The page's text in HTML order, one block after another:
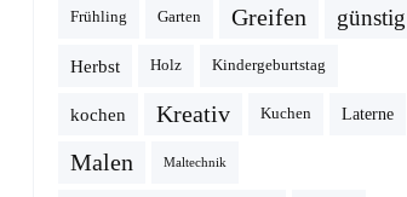
Frühling Garten Greifen günstig
Herbst Holz Kindergeburtstag
kochen Kreativ Kuchen Laterne
Malen Maltechnik